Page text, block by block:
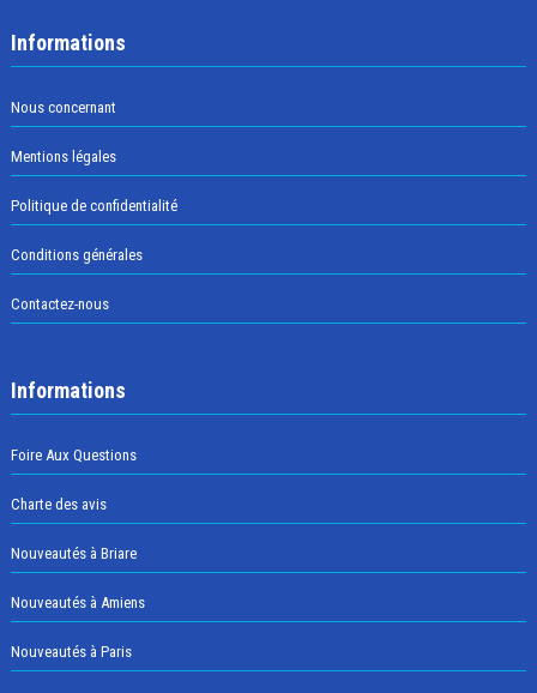
Informations
Nous concernant
Mentions légales
Politique de confidentialité
Conditions générales
Contactez-nous
Informations
Foire Aux Questions
Charte des avis
Nouveautés à Briare
Nouveautés à Amiens
Nouveautés à Paris